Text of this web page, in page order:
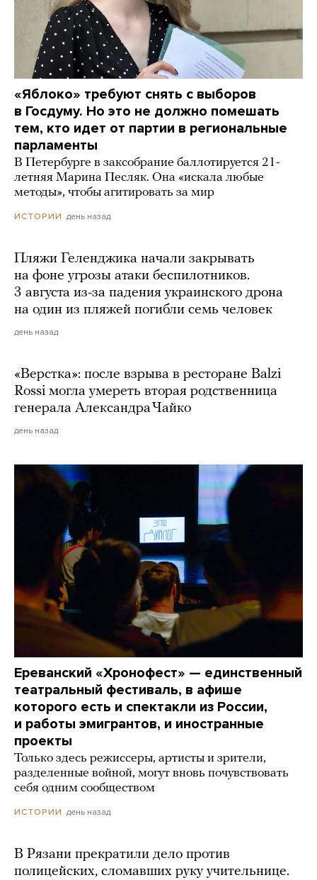
«Яблоко» требуют снять с выборов
в Госдуму. Но это не должно помешать
тем, кто идет от партии в региональные
парламенты
В Петербурге в заксобрание баллотируется 21-
летняя Марина Песляк. Она «искала любые
методы», чтобы агитировать за мир
ИСТОРИИ день назад
Пляжи Геленджика начали закрывать
на фоне угрозы атаки беспилотников.
3 августа из-за падения украинского дрона
на один из пляжей погибли семь человек
день назад
«Верстка»: после взрыва в ресторане Balzi
Rossi могла умереть вторая родственница
генерала Александра Чайко
день назад
Ереванский «Хронофест» — единственный
театральный фестиваль, в афише
которого есть и спектакли из России,
и работы эмигрантов, и иностранные
проекты
Только здесь режиссеры, артисты и зрители,
разделенные войной, могут вновь почувствовать
себя одним сообществом
ИСТОРИИ день назад
В Рязани прекратили дело против
полицейских, сломавших руку учительнице.